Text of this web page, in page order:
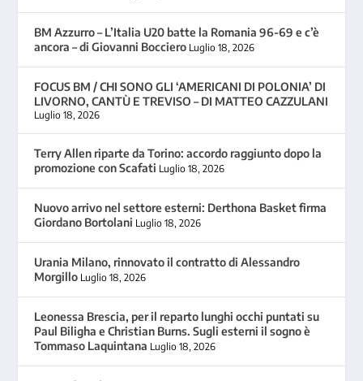
BM Azzurro – L’Italia U20 batte la Romania 96-69 e c’è
ancora – di Giovanni Bocciero Luglio 18, 2026
FOCUS BM / CHI SONO GLI ‘AMERICANI DI POLONIA’ DI
LIVORNO, CANTÙ E TREVISO – DI MATTEO CAZZULANI
Luglio 18, 2026
Terry Allen riparte da Torino: accordo raggiunto dopo la
promozione con Scafati Luglio 18, 2026
Nuovo arrivo nel settore esterni: Derthona Basket firma
Giordano Bortolani Luglio 18, 2026
Urania Milano, rinnovato il contratto di Alessandro
Morgillo Luglio 18, 2026
Leonessa Brescia, per il reparto lunghi occhi puntati su
Paul Biligha e Christian Burns. Sugli esterni il sogno è
Tommaso Laquintana Luglio 18, 2026